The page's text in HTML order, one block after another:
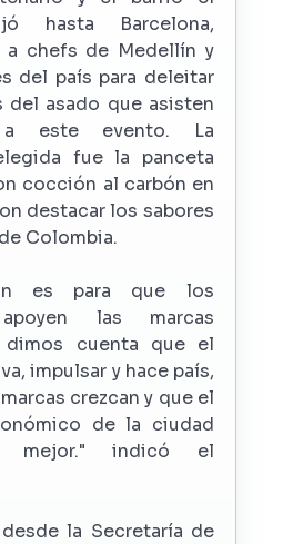
hasta Barcelona,
a chefs de Medellín y
del país para deleitar
del asado que asisten
a este evento. La
fue la panceta
cocción al carbón en
destacar los sabores
Colombia.
es para que los
las marcas
cuenta que el
impulsar y hace país,
crezcan y que el
de la ciudad
mejor." indicó el
la Secretaría de